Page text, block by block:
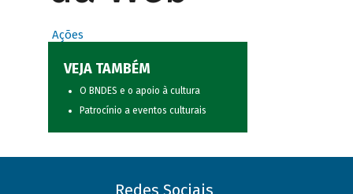
Ações
VEJA TAMBÉM
O BNDES e o apoio à cultura
Patrocínio a eventos culturais
Redes Sociais